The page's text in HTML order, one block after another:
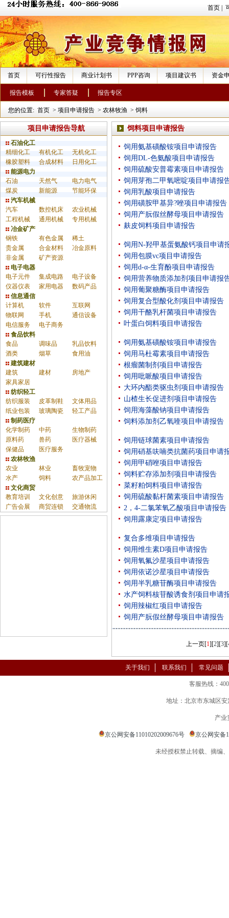
首页
首页 可行性报告 商业计划书 PPP咨询 项目建议书 资金
报告模板 专家答疑 报告专区
您的位置: 首页 > 项目申请报告 > 农林牧渔 > 饲料
项目申请报告导航
石油化工
精细化工
有机化工
无机化工
橡胶塑料
合成材料
日用化工
能源电力
石油
天然气
电力电气
煤炭
新能源
节能环保
汽车机械
汽车
数控机床
农业机械
工程机械
通用机械
专用机械
冶金矿产
钢铁
有色金属
稀土
贵金属
合金材料
冶金原料
非金属
矿产资源
电子电器
电子元件
集成电路
电子设备
仪器仪表
家用电器
数码产品
信息通信
计算机
软件
互联网
物联网
手机
通信设备
电信服务
电子商务
食品饮料
食品
调味品
乳品饮料
酒类
烟草
食用油
建筑建材
建筑
建材
房地产
家具家居
纺织轻工
纺织服装
皮革制鞋
文体用品
纸业包装
玻璃陶瓷
轻工产品
制药医疗
化学制药
中药
生物制药
原料药
兽药
医疗器械
保健品
医疗服务
农林牧渔
农业
林业
畜牧宠物
水产
饲料
农产品加工
文化商贸
教育培训
文化创意
旅游休闲
广告会展
商贸连锁 交通物流
饲料项目申请报告
饲用氨基磺酸铵项目申请报告
饲用DL-色氨酸项目申请报告
饲用硫酸安普霉素项目申请报告
饲用芽孢二甲氧嘧啶项目申请报
饲用乳酸项目申请报告
饲用磺胺甲基异?唑项目申请报告
饲用产朊假丝酵母项目申请报告
麸皮饲料项目申请报告
饲用N-羟甲基蛋氨酸钙项目申请
饲用包膜vc项目申请报告
饲用d-α-生育酚项目申请报告
饲用营养物质添加剂项目申请报
饲用葡聚糖酶项目申请报告
饲用复合型酸化剂项目申请报告
饲用干酪乳杆菌项目申请报告
叶蛋白饲料项目申请报告
饲用氨基磺酸铵项目申请报告
饲用马杜霉素项目申请报告
根瘤菌制剂项目申请报告
饲用吡哌酸项目申请报告
大环内酯类驱虫剂项目申请报告
山楂生长促进剂项目申请报告
饲用海藻酸钠项目申请报告
饲料添加剂乙氧喹项目申请报告
饲用链球菌素项目申请报告
饲用硝基呋喃类抗菌药项目申请
饲用甲硝唑项目申请报告
饲料贮存添加剂项目申请报告
菜籽粕饲料项目申请报告
饲用硫酸黏杆菌素项目申请报告
2，4-二氯苯氧乙酸项目申请报告
饲用露康定项目申请报告
复合多维项目申请报告
饲用维生素D项目申请报告
饲用氧氟沙星项目申请报告
饲用依诺沙星项目申请报告
饲用半乳糖苷酶项目申请报告
水产饲料核苷酸诱食剂项目申请
饲用辣椒红项目申请报告
饲用产朊假丝酵母项目申请报告
上一页[1][2][3][
关于我们 联系我们 常见问题
客服热线：
地址：北京市东城区
产业
京公网安备11010202009676号 京公网安备
未经授权禁止转载、摘编